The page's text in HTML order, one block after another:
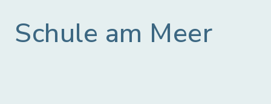
Schule am Meer